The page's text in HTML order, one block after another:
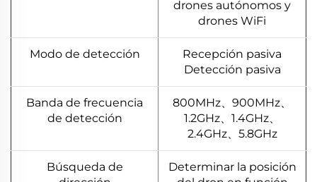
drones autónomos y
drones WiFi
Modo de detección
Recepción pasiva
Detección pasiva
Banda de frecuencia
de detección
800MHz、900MHz、
1.2GHz、1.4GHz、
2.4GHz、5.8GHz
Búsqueda de
Determinar la posición